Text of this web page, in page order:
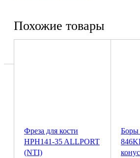
Похожие товары
Фреза для кости
HPH141-35 ALLPORT
(NTI)
Боры